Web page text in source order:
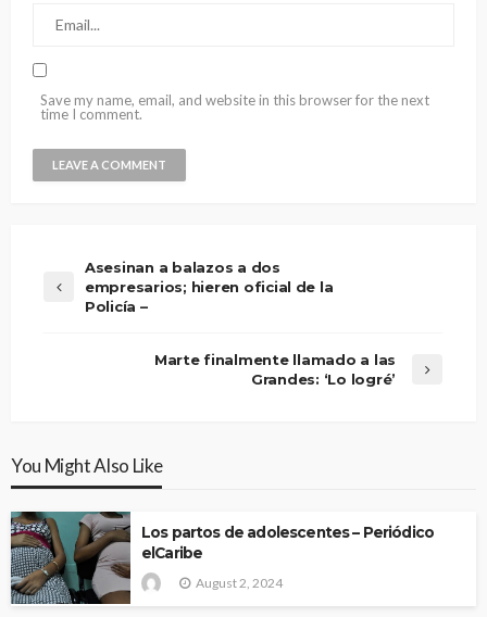
Save my name, email, and website in this browser for the next
time I comment.
Asesinan a balazos a dos
empresarios; hieren oficial de la
Policía –
Marte finalmente llamado a las
Grandes: ‘Lo logré’
You Might Also Like
Los partos de adolescentes – Periódico
elCaribe
August 2, 2024